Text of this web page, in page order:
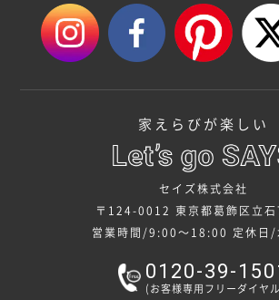
家えらびが楽しい
セイズ株式会社
〒124-0012 東京都葛飾区立
営業時間/9:00～18:00 定休日/
0120-39-
(お客様専用フリーダイヤ